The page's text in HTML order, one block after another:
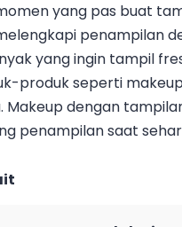
yang pas buat
penampilan
yang ingin tampil
produk seperti
Makeup dengan
penampilan saat